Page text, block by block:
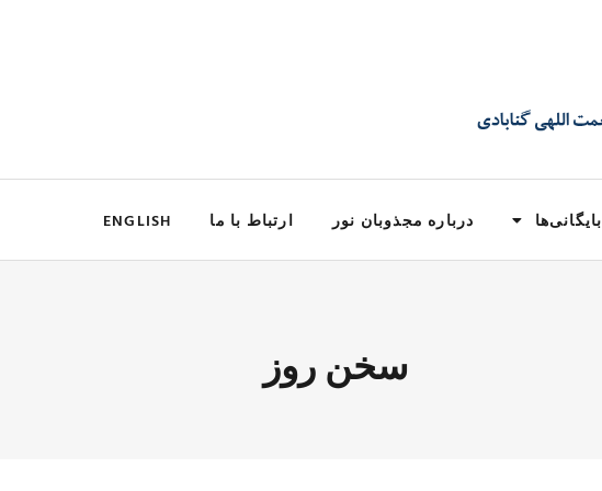
بایگانی‌ها درباره مجذوبان نور ارتباط با ما ENGLISH
سخن روز